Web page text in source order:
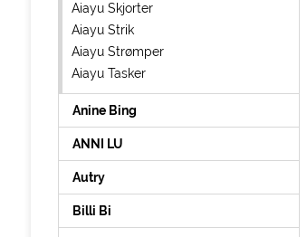
Aiayu Skjorter
Aiayu Strik
Aiayu Strømper
Aiayu Tasker
Anine Bing
ANNI LU
Autry
Billi Bi